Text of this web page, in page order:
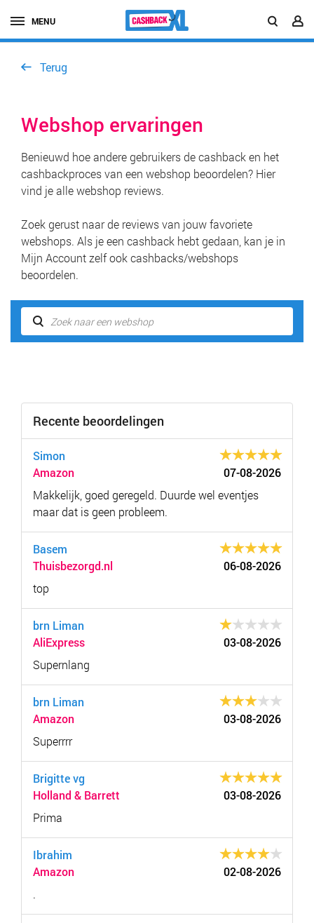
MENU
Terug
Webshop ervaringen
Benieuwd hoe andere gebruikers de cashback en het
cashbackproces van een webshop beoordelen? Hier
vind je alle webshop reviews.
Zoek gerust naar de reviews van jouw favoriete
webshops. Als je een cashback hebt gedaan, kan je in
Mijn Account zelf ook cashbacks/webshops
beoordelen.
Recente beoordelingen
Simon
Amazon
07-08-2026
Makkelijk, goed geregeld. Duurde wel eventjes
maar dat is geen probleem.
Basem
Thuisbezorgd.nl
06-08-2026
top
brn Liman
AliExpress
03-08-2026
Supernlang
brn Liman
Amazon
03-08-2026
Superrrr
Brigitte vg
Holland & Barrett
03-08-2026
Prima
Ibrahim
Amazon
02-08-2026
.